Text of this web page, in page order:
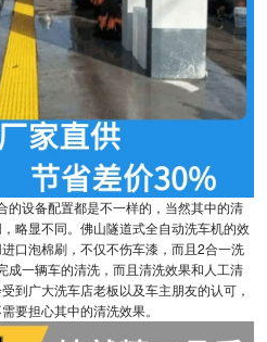
的设备配置都是不一样的，当然其中的清
略显不同。佛山隧道式全自动洗车机的效
口泡棉刷，不仅不伤车漆，而且2合一洗
成一辆车的清洗，而且清洗效果和人工清
到广大洗车店老板以及车主朋友的认可，
要担心其中的清洗效果。